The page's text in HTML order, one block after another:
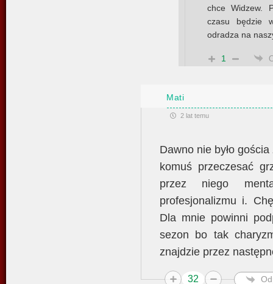
chce Widzew.
czasu będzie
odradza na
1
Mati
2 lat temu
Dawno nie było
komuś przeczesać
przez niego
profesjonalizmu i.
Dla mnie powinni
sezon bo tak
znajdzie przez
32